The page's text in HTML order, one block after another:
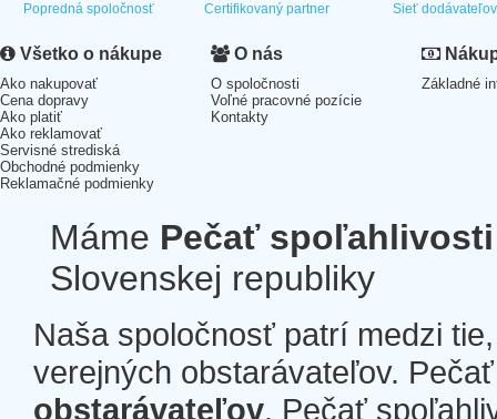
Popredná spoločnosť Certifikovaný partner Sieť dodávateľov
Všetko o nákupe
Ako nakupovať
Cena dopravy
Ako platiť
Ako reklamovať
Servisné strediská
Obchodné podmienky
Reklamačné podmienky
O nás
O spoločnosti
Voľné pracovné pozície
Kontakty
Základné
Máme Pečať spoľahlivosti
Slovenskej republiky
Naša spoločnosť patrí medzi
verejných obstarávateľov.
obstarávateľov. Pečať